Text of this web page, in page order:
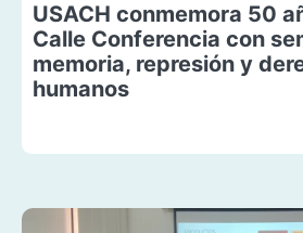
USACH conmemora 50
Calle Conferencia con
memoria, represión y
humanos